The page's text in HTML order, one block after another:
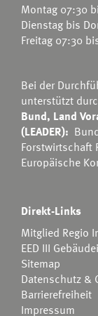
Montag 07:30
Dienstag bis
Freitag 07:30
Bei der
unterstützt
Bund, Land
(LEADER):
Forstwirtschaft
Europäische
Direkt-Links
Mitglied Regio
EED III
Sitemap
Datenschutz &
Barrierefreiheit
Impressum